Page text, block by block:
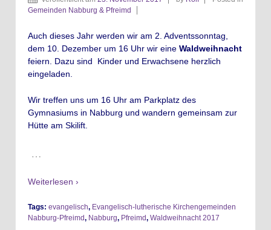
Gemeinden Nabburg & Pfreimd
Auch dieses Jahr werden wir am 2. Adventssonntag,
dem 10. Dezember um 16 Uhr wir eine Waldweihnacht
feiern. Dazu sind Kinder und Erwachsene herzlich
eingeladen.
Wir treffen uns um 16 Uhr am Parkplatz des
Gymnasiums in Nabburg und wandern gemeinsam zur
Hütte am Skilift.
…
Weiterlesen ›
Tags: evangelisch, Evangelisch-lutherische Kirchengemeinden
Nabburg-Pfreimd, Nabburg, Pfreimd, Waldweihnacht 2017